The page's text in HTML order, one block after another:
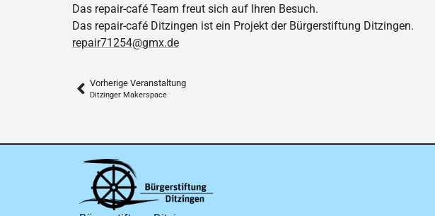
Das repair-café Team freut sich auf Ihren Besuch.
Das repair-café Ditzingen ist ein Projekt der Bürgerstiftung Ditzingen.
repair71254@gmx.de
Vorherige Veranstaltung
Ditzinger Makerspace